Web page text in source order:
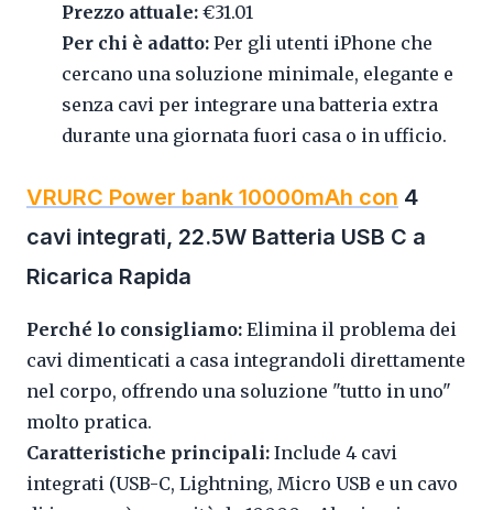
Prezzo attuale: €31.01
Per chi è adatto: Per gli utenti iPhone che
cercano una soluzione minimale, elegante e
senza cavi per integrare una batteria extra
durante una giornata fuori casa o in ufficio.
VRURC Power bank 10000mAh con 4
cavi integrati, 22.5W Batteria USB C a
Ricarica Rapida
Perché lo consigliamo: Elimina il problema dei
cavi dimenticati a casa integrandoli direttamente
nel corpo, offrendo una soluzione "tutto in uno"
molto pratica.
Caratteristiche principali: Include 4 cavi
integrati (USB-C, Lightning, Micro USB e un cavo